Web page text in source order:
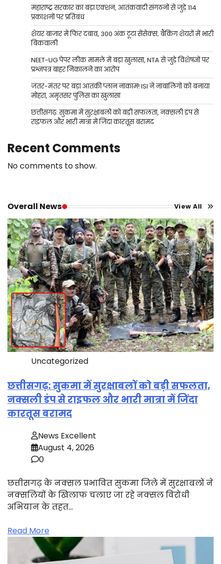
महाराष्ट्र सरकार का बड़ा एक्शन, आतंकवादी संगठनों से जुड़े 114
प्रकाशनों पर प्रतिबंध
शेयर बाजार में फिर दबाव, 300 अंक टूटा सेंसेक्स; बैंकिंग शेयरों में भारी
बिकवाली
NEET-UG पेपर लीक मामले में बड़ा खुलासा, NTA से जुड़े विशेषज्ञों पर
प्रश्नपत्र बाहर निकालने का आरोप
जंतर-मंतर पर बड़ा आतंकी प्लान नाकाम! ISI ने नाबालिगों को बनाया
मोहरा, अमृतसर पुलिस का खुलासा
छत्तीसगढ़: सुकमा में सुरक्षाबलों को बड़ी सफलता, नक्सली डंप से
राइफल और भारी मात्रा में जिंदा कारतूस बरामद
Recent Comments
No comments to show.
Overall News View All
Uncategorized
छत्तीसगढ़: सुकमा में सुरक्षाबलों को बड़ी सफलता,
नक्सली डंप से राइफल और भारी मात्रा में जिंदा
कारतूस बरामद
News Excellent
August 4, 2026
0
छत्तीसगढ़ के नक्सल प्रभावित सुकमा जिले में सुरक्षाबलों ने
नक्सलियों के खिलाफ चलाए जा रहे नक्सल विरोधी
अभियान के तहत…
Read More